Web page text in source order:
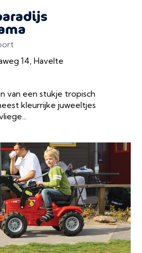
14, Havelte
van een stukje tropisch
kleurrijke juweeltjes